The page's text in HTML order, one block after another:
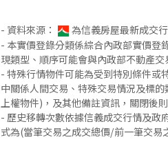
- 資料來源： 為信義房屋最新成交
- 本實價登錄分類係綜合內政部實價登
現類型、順序可能會與內政部不動產
- 特殊行情物件可能為受到特別條件或
中關係人間交易、特殊交易情況及標
上權物件)，及其他備註資訊，關閉後
- 歷史移轉次數依據信義成交行情及政
式為(當筆交易之成交總價/前一筆交易